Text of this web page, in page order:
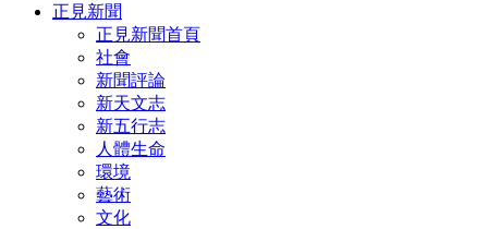
正見新聞
正見新聞首頁
社會
新聞評論
新天文志
新五行志
人體生命
環境
藝術
文化